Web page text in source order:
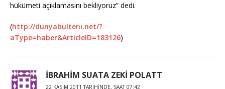
hükümeti açıklamasını bekliyoruz” dedi.
(http://dunyabulteni.net/?
aType=haber&ArticleID=183126)
İBRAHİM SUATA ZEKİ POLATT
22 KASIM 2011 TARIHINDE, SAAT 07:42